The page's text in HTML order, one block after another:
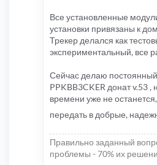
Все установленные
установки привязаны к
Трекер делался как
экспериментальный, все
Сейчас делаю
PPKBB3CKER донат v.53
времени уже не
передать в добрые,
Правильно заданный
проблемы - 70% их